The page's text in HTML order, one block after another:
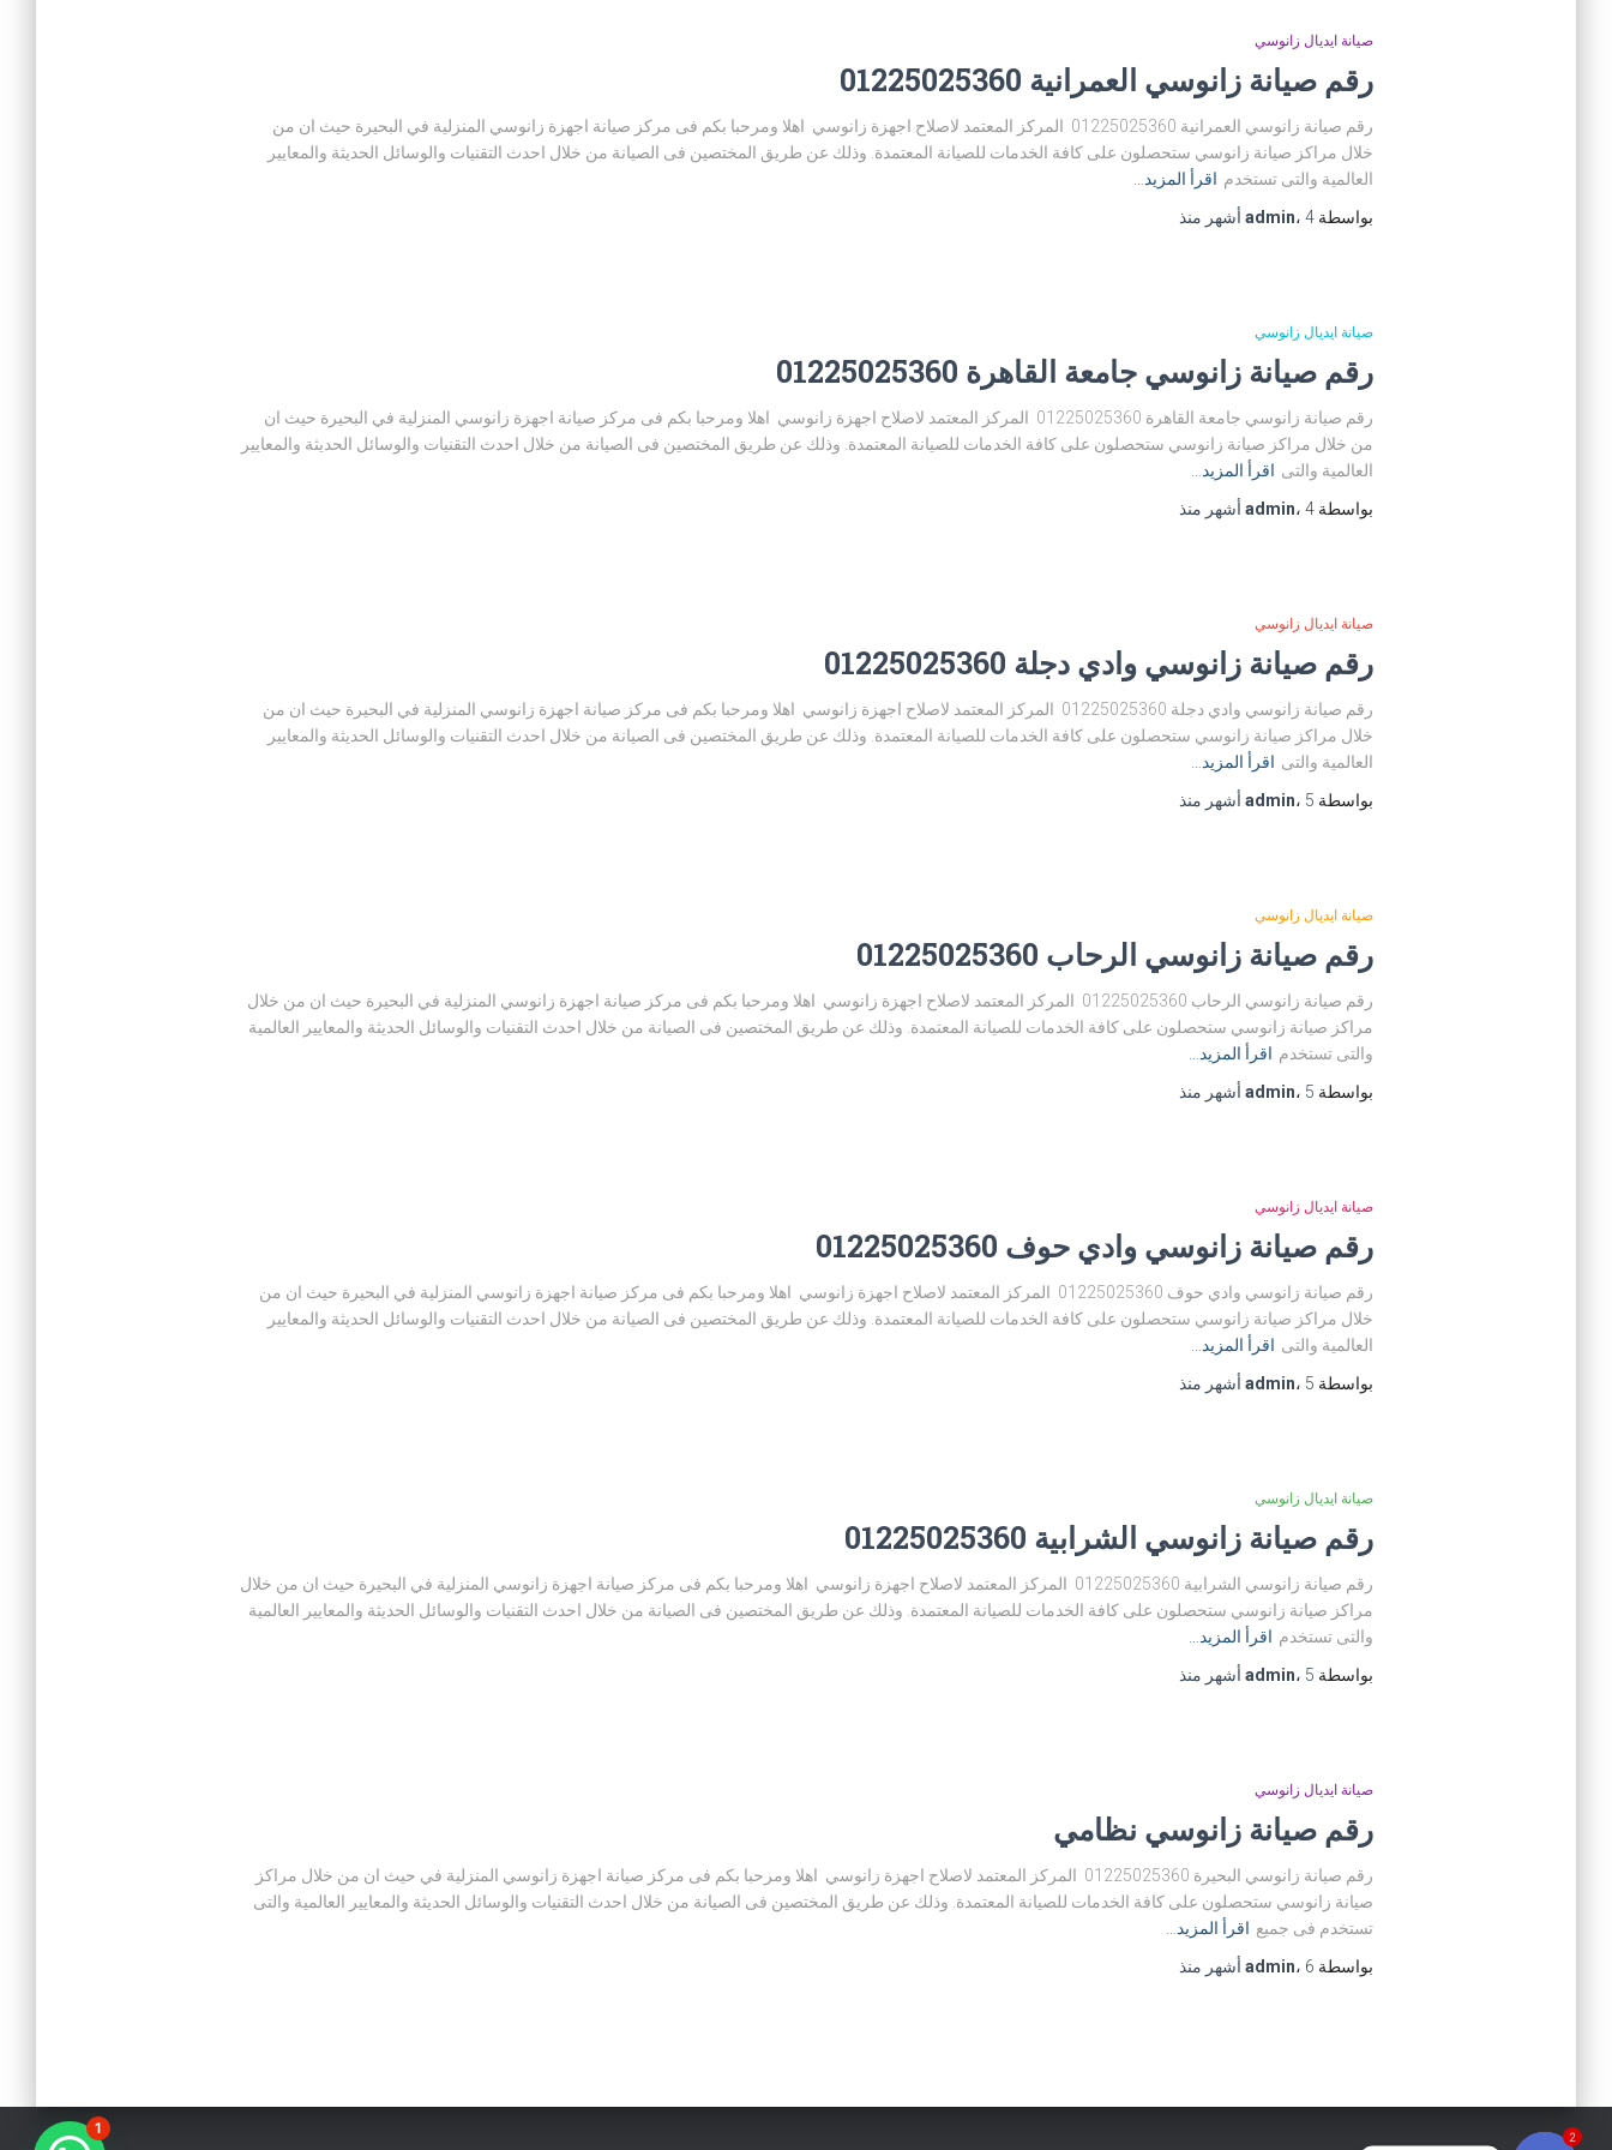
صيانة ايديال زانوسي
رقم صيانة زانوسي العمرانية 01225025360
رقم صيانة زانوسي العمرانية 01225025360 المركز المعتمد لاصلاح اجهزة زانوسي اهلا ومرحبا بكم فى مركز صيانة اجهزة زانوسي المنزلية في البحيرة حيث ان من
خلال مراكز صيانة زانوسي ستحصلون على كافة الخدمات للصيانة المعتمدة. وذلك عن طريق المختصين فى الصيانة من خلال احدث التقنيات والوسائل الحديثة والمعايير
العالمية والتى تستخدم اقرأ المزيد…
بواسطة
admin، 4 أشهر منذ
صيانة ايديال زانوسي
رقم صيانة زانوسي جامعة القاهرة 01225025360
رقم صيانة زانوسي جامعة القاهرة 01225025360 المركز المعتمد لاصلاح اجهزة زانوسي اهلا ومرحبا بكم فى مركز صيانة اجهزة زانوسي المنزلية في البحيرة حيث ان
من خلال مراكز صيانة زانوسي ستحصلون على كافة الخدمات للصيانة المعتمدة. وذلك عن طريق المختصين فى الصيانة من خلال احدث التقنيات والوسائل الحديثة والمعايير
العالمية والتى اقرأ المزيد…
بواسطة
admin، 4 أشهر منذ
صيانة ايديال زانوسي
رقم صيانة زانوسي وادي دجلة 01225025360
رقم صيانة زانوسي وادي دجلة 01225025360 المركز المعتمد لاصلاح اجهزة زانوسي اهلا ومرحبا بكم فى مركز صيانة اجهزة زانوسي المنزلية في البحيرة حيث ان من
خلال مراكز صيانة زانوسي ستحصلون على كافة الخدمات للصيانة المعتمدة. وذلك عن طريق المختصين فى الصيانة من خلال احدث التقنيات والوسائل الحديثة والمعايير
العالمية والتى اقرأ المزيد…
بواسطة
admin، 5 أشهر منذ
صيانة ايديال زانوسي
رقم صيانة زانوسي الرحاب 01225025360
رقم صيانة زانوسي الرحاب 01225025360 المركز المعتمد لاصلاح اجهزة زانوسي اهلا ومرحبا بكم فى مركز صيانة اجهزة زانوسي المنزلية في البحيرة حيث ان من خلال
مراكز صيانة زانوسي ستحصلون على كافة الخدمات للصيانة المعتمدة. وذلك عن طريق المختصين فى الصيانة من خلال احدث التقنيات والوسائل الحديثة والمعايير العالمية
والتى تستخدم اقرأ المزيد…
بواسطة
admin، 5 أشهر منذ
صيانة ايديال زانوسي
رقم صيانة زانوسي وادي حوف 01225025360
رقم صيانة زانوسي وادي حوف 01225025360 المركز المعتمد لاصلاح اجهزة زانوسي اهلا ومرحبا بكم فى مركز صيانة اجهزة زانوسي المنزلية في البحيرة حيث ان من
خلال مراكز صيانة زانوسي ستحصلون على كافة الخدمات للصيانة المعتمدة. وذلك عن طريق المختصين فى الصيانة من خلال احدث التقنيات والوسائل الحديثة والمعايير
العالمية والتى اقرأ المزيد…
بواسطة
admin، 5 أشهر منذ
صيانة ايديال زانوسي
رقم صيانة زانوسي الشرابية 01225025360
رقم صيانة زانوسي الشرابية 01225025360 المركز المعتمد لاصلاح اجهزة زانوسي اهلا ومرحبا بكم فى مركز صيانة اجهزة زانوسي المنزلية في البحيرة حيث ان من خلال
مراكز صيانة زانوسي ستحصلون على كافة الخدمات للصيانة المعتمدة. وذلك عن طريق المختصين فى الصيانة من خلال احدث التقنيات والوسائل الحديثة والمعايير العالمية
والتى تستخدم اقرأ المزيد…
بواسطة
admin، 5 أشهر منذ
صيانة ايديال زانوسي
رقم صيانة زانوسي نظامي
رقم صيانة زانوسي البحيرة 01225025360 المركز المعتمد لاصلاح اجهزة زانوسي اهلا ومرحبا بكم فى مركز صيانة اجهزة زانوسي المنزلية في حيث ان من خلال مراكز
صيانة زانوسي ستحصلون على كافة الخدمات للصيانة المعتمدة. وذلك عن طريق المختصين فى الصيانة من خلال احدث التقنيات والوسائل الحديثة والمعايير العالمية والتى
تستخدم فى جميع اقرأ المزيد…
بواسطة
admin، 6 أشهر منذ
1 2